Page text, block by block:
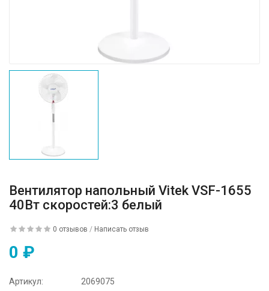
Вентилятор напольный Vitek VSF-1655
40Вт скоростей:3 белый
0 отзывов / Написать отзыв
0 ₽
Артикул:
2069075